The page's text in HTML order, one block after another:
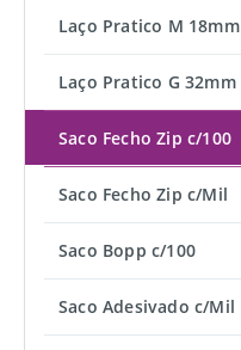
Laço Pratico M 18mm
Laço Pratico G 32mm
Saco Fecho Zip c/100
Saco Fecho Zip c/Mil
Saco Bopp c/100
Saco Adesivado c/Mil